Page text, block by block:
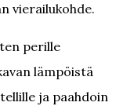
vierailukohde.
perille
lämpöistä
ja paahdoin